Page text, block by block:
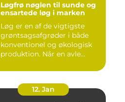
Løgfrø nøglen til sunde og
ensartede løg i marken
Løg er en af de vigtigste
grøntsagsafgrøder i både
konventionel og økologisk
produktion. Når en avle...
12. Jan